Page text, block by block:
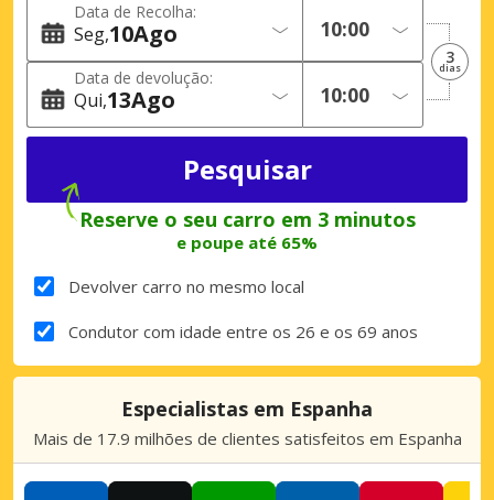
Data de Recolha:
Seg 10Ago
Data de devolução:
Qui 13Ago
3
dias
Reserve o seu carro em 3 minutos
e poupe até 65%
Devolver carro no mesmo local
Condutor com idade entre os 26 e os 69 anos
Especialistas em Espanha
Mais de 17.9 milhões de clientes satisfeitos em Espanha